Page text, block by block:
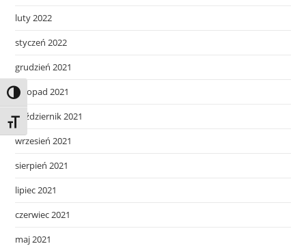
Toggle High Contrast
Toggle Font size
luty 2022
styczeń 2022
grudzień 2021
listopad 2021
październik 2021
wrzesień 2021
sierpień 2021
lipiec 2021
czerwiec 2021
maj 2021